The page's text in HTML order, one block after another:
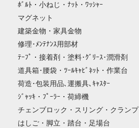
ﾎﾞﾙﾄ・小ねじ・ﾅｯﾄ・ﾜｯｼｬｰ
マグネット
建築金物・家具金物
修理･ﾒﾝﾃﾅﾝｽ用部材
ﾃｰﾌﾟ・接着剤・塗料･ｸﾞﾘｰｽ･潤滑剤
道具箱･腰袋・ﾂｰﾙｷｬﾋﾞﾈｯﾄ・作業台
荷造･包装用品､運搬具､ｷｬｽﾀｰ
ｼﾞｬｯｷ・ﾌﾟｰﾗｰ・荷締機
チェンブロック・スリング・クランプ
はしご・脚立・踏台・足場台